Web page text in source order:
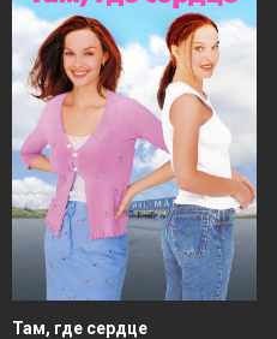
Там, где сердце